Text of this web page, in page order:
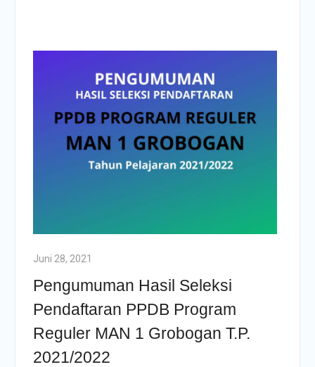
Juni 28, 2021
Pengumuman Hasil Seleksi
Pendaftaran PPDB Program
Reguler MAN 1 Grobogan T.P.
2021/2022